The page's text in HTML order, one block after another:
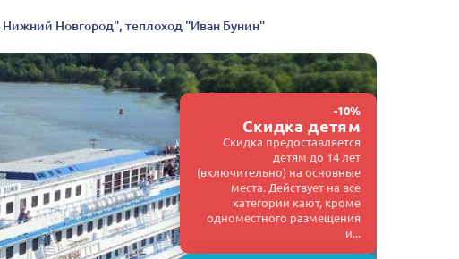
Нижний Новгород", теплоход "Иван Бунин"
-10%
Скидка детям
Скидка предоставляется
детям до 14 лет
(включительно) на основные
места. Действует на все
категории кают, кроме
одноместного размещения
и...